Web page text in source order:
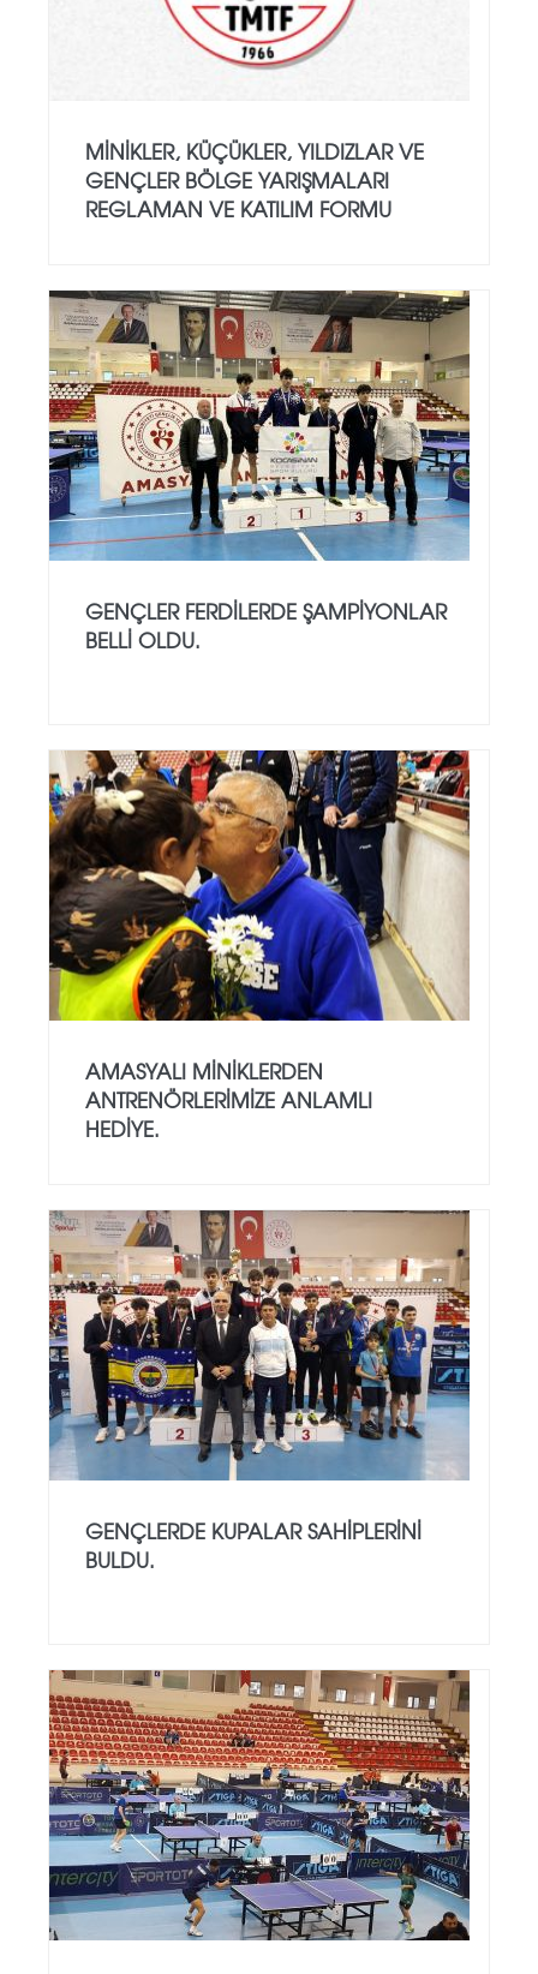
MINIKLER, KÜÇÜKLER, YILDIZLAR VE
GENÇLER BÖLGE YARIŞMALARI
REGLAMAN VE KATILIM FORMU
GENÇLER FERDILERDE ŞAMPIYONLAR
BELLI OLDU.
AMASYALI MINIKLERDEN
ANTRENÖRLERIMIZE ANLAMLI
HEDIYE.
GENÇLERDE KUPALAR SAHIPLERINI
BULDU.